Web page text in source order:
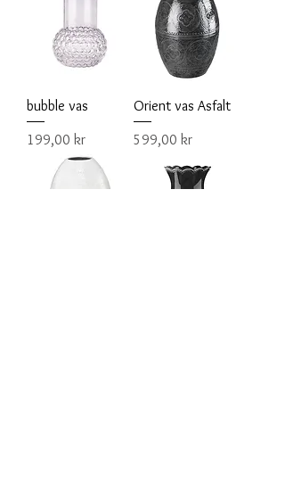
bubble vas
Pris
199,00 kr
Orient vas Asfalt
Pris
599,00 kr